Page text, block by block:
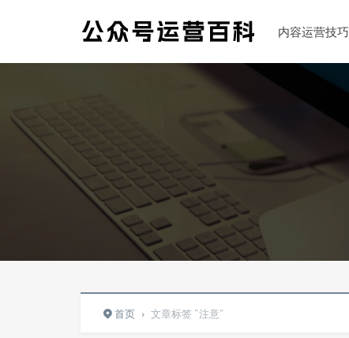
内容运营技巧
首页 › 文章标签 "注意"